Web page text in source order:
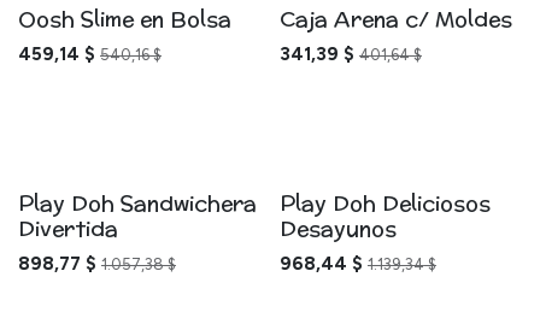
Oosh Slime en Bolsa
459,14 $ 540,16$
Caja Arena c/ Moldes
341,39 $ 401,64$
Play Doh Sandwichera
Divertida
898,77 $ 1.057,38$
Play Doh Deliciosos
Desayunos
968,44 $ 1.139,34$